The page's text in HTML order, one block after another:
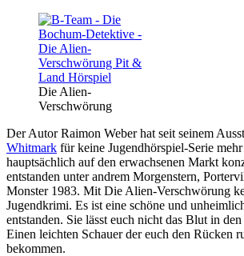
Die Alien-
Verschwörung
Der Autor Raimon Weber hat seit seinem
Whitmark für keine Jugendhörspiel-Serie
hauptsächlich auf den erwachsenen Markt
entstanden unter andrem Morgenstern,
Monster 1983. Mit Die Alien-Verschwörung
Jugendkrimi. Es ist eine schöne und
entstanden. Sie lässt euch nicht das Blut in
Einen leichten Schauer der euch den Rücken
bekommen.